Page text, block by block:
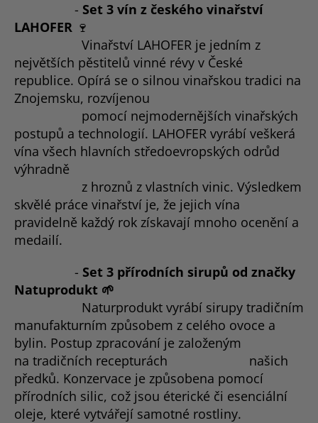
- Set 3 vín z českého vinařství
LAHOFER 🍷
Vinařství LAHOFER je jedním z
největších pěstitelů vinné révy v České
republice. Opírá se o silnou vinařskou tradici na
Znojemsku, rozvíjenou
pomocí nejmodernějších vinařských
postupů a technologií. LAHOFER vyrábí veškerá
vína všech hlavních středoevropských odrůd
výhradně
z hroznů z vlastních vinic. Výsledkem
skvělé práce vinařství je, že jejich vína
pravidelně každý rok získavají mnoho ocenění a
medailí.
- Set 3 přírodních sirupů od značky
Natuprodukt 🌱
Naturprodukt vyrábí sirupy tradičním
manufakturním způsobem z celého ovoce a
bylin. Postup zpracování je založeným
na tradičních recepturách našich
předků. Konzervace je způsobena pomocí
přírodních silic, což jsou éterické či esenciální
oleje, které vytvářejí samotné rostliny.